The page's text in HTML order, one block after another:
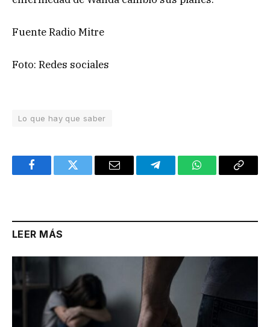
Fuente Radio Mitre
Foto: Redes sociales
Lo que hay que saber
FacebookTwitter Email TelegramWhatsAppCopy
LEER MÁS